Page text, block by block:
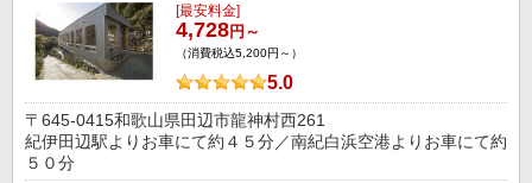
[最安料金]
4,728円～
（消費税込5,200円～）
5.0
〒645-0415和歌山県田辺市龍神村西261
紀伊田辺駅よりお車にて約４５分／南紀白浜空港よりお車にて約
５０分